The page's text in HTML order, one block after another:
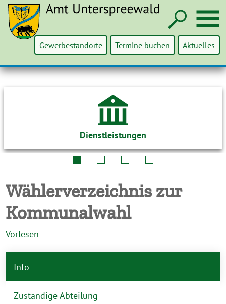
Gewerbestandorte Termine buchen Aktuelles
Dienstleistungen
Wählerverzeichnis zur
Kommunalwahl
Vorlesen
Info
Zuständige Abteilung